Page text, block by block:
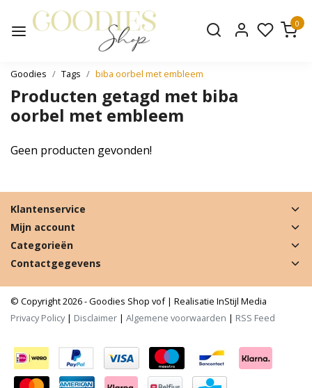
0
Goodies Tags biba oorbel met embleem
Producten getagd met biba
oorbel met embleem
Geen producten gevonden!
Klantenservice
Mijn account
Categorieën
Contactgegevens
© Copyright 2026 - Goodies Shop vof | Realisatie InStijl Media
Privacy Policy| Disclaimer | Algemene voorwaarden | RSS Feed